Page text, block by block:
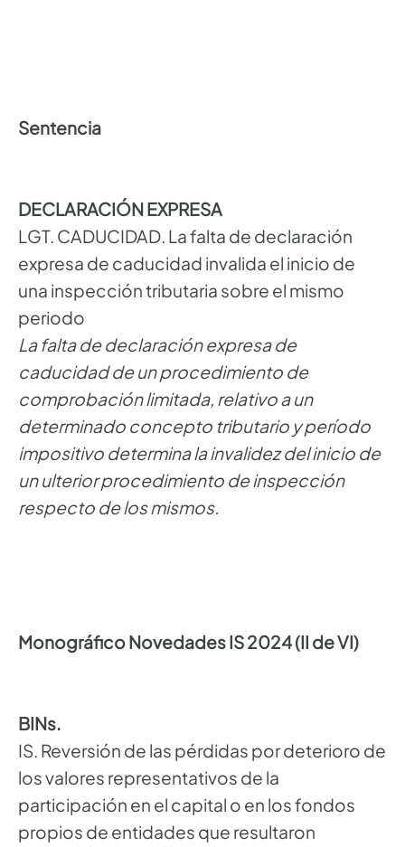
Sentencia
DECLARACIÓN EXPRESA
LGT. CADUCIDAD. La falta de declaración
expresa de caducidad invalida el inicio de
una inspección tributaria sobre el mismo
periodo
La falta de declaración expresa de
caducidad de un procedimiento de
comprobación limitada, relativo a un
determinado concepto tributario y período
impositivo determina la invalidez del inicio de
un ulterior procedimiento de inspección
respecto de los mismos.
Monográfico Novedades IS 2024 (II de VI)
BINs.
IS. Reversión de las pérdidas por deterioro de
los valores representativos de la
participación en el capital o en los fondos
propios de entidades que resultaron